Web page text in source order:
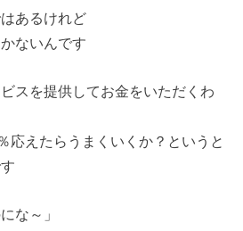
あるけれど
ないんです
スを提供してお金をいただくわ
応えたらうまくいくか？というと
な～」